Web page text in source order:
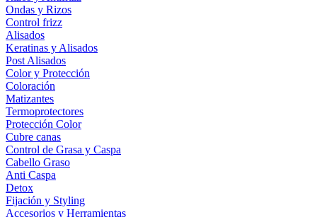
Ondas y Rizos
Control frizz
Alisados
Keratinas y Alisados
Post Alisados
Color y Protección
Coloración
Matizantes
Termoprotectores
Protección Color
Cubre canas
Control de Grasa y Caspa
Cabello Graso
Anti Caspa
Detox
Fijación y Styling
Accesorios y Herramientas